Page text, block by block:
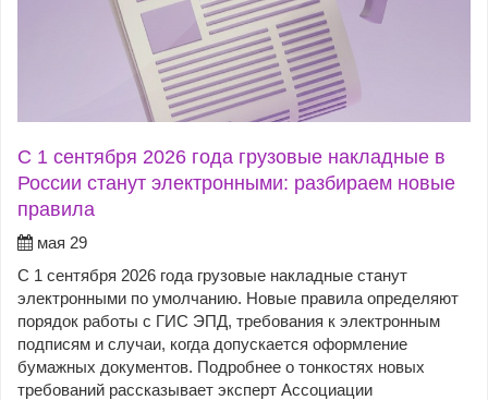
С 1 сентября 2026 года грузовые накладные в
России станут электронными: разбираем новые
правила
мая 29
С 1 сентября 2026 года грузовые накладные станут
электронными по умолчанию. Новые правила определяют
порядок работы с ГИС ЭПД, требования к электронным
подписям и случаи, когда допускается оформление
бумажных документов. Подробнее о тонкостях новых
требований рассказывает эксперт Ассоциации